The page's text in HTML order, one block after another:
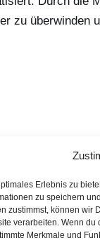
Erlebnis zu
zu speichern
zustimmst, können wir
verarbeiten. Wenn
Merkmale und
zu überwinden